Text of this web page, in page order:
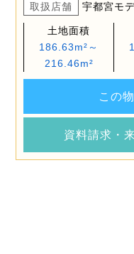
取扱店舗
宇都宮モ
土地面積
186.63m²～
216.46m²
この
資料請求・